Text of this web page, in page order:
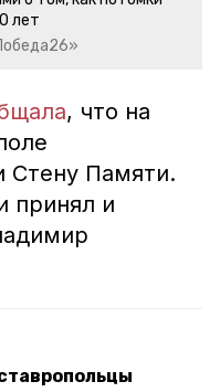
лет
, что на
Стену Памяти.
принял и